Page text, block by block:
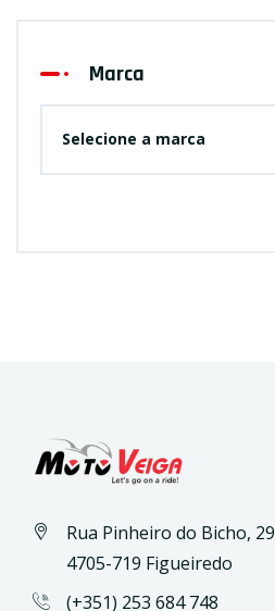
Marca
Selecione a marca
Rua Pinheiro do Bicho, 29
4705-719 Figueiredo
(+351) 253 684 748